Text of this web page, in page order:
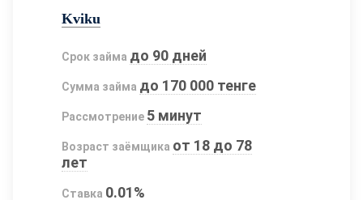
Kviku
Срок займа до 90 дней
Сумма займа до 170 000 тенге
Рассмотрение 5 минут
Возраст заёмщика от 18 до 78
лет
Ставка 0.01%